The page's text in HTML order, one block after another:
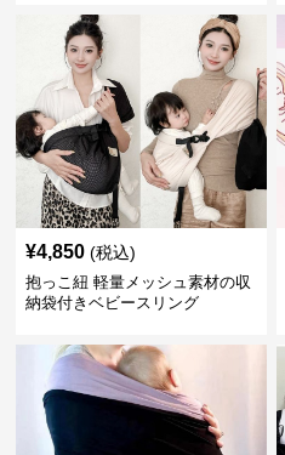
¥4,850 (税込)
抱っこ紐 軽量メッシュ素材の収
納袋付きベビースリング